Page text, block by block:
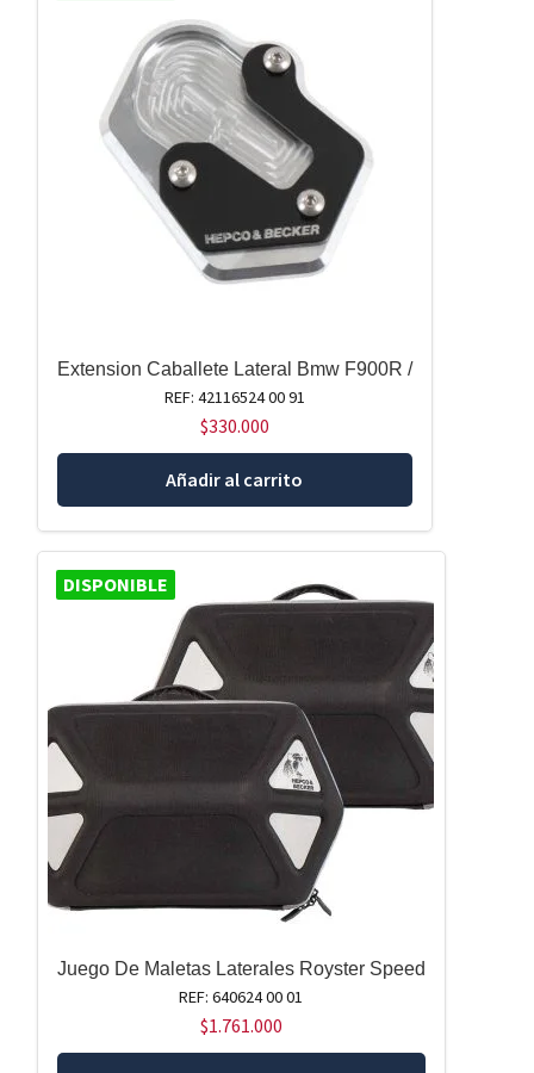
Extension Caballete Lateral Bmw F900R /
REF: 42116524 00 91
$330.000
Añadir al carrito
DISPONIBLE
Juego De Maletas Laterales Royster Speed
REF: 640624 00 01
$1.761.000